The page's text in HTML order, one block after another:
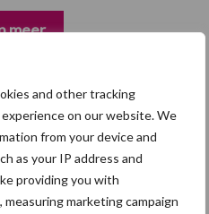
and other tracking
on our website. We
from your device and
as your IP address and
providing you with
marketing campaign
meer